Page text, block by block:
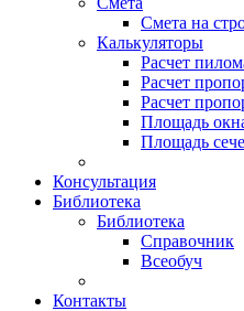
Смета на
Калькуляторы
Расчет
Расчет
Расчет
Площадь
Площадь
Консультация
Библиотека
Библиотека
Справочник
Всеобуч
Контакты